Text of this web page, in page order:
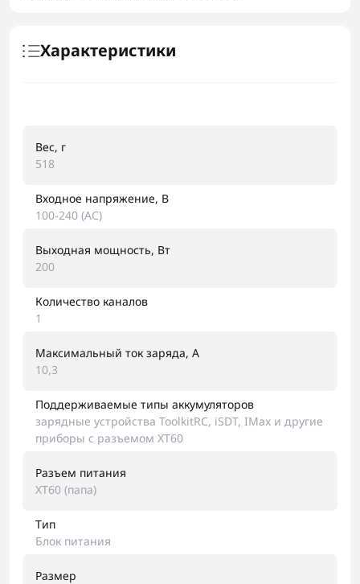
Характеристики
Вес, г
518
Входное напряжение, В
100-240 (AC)
Выходная мощность, Вт
200
Количество каналов
1
Максимальный ток заряда, A
10,3
Поддерживаемые типы аккумуляторов
зарядные устройства ToolkitRC, iSDT, IMax и другие
приборы с разъемом XT60
Разъем питания
XT60 (папа)
Тип
Блок питания
Размер